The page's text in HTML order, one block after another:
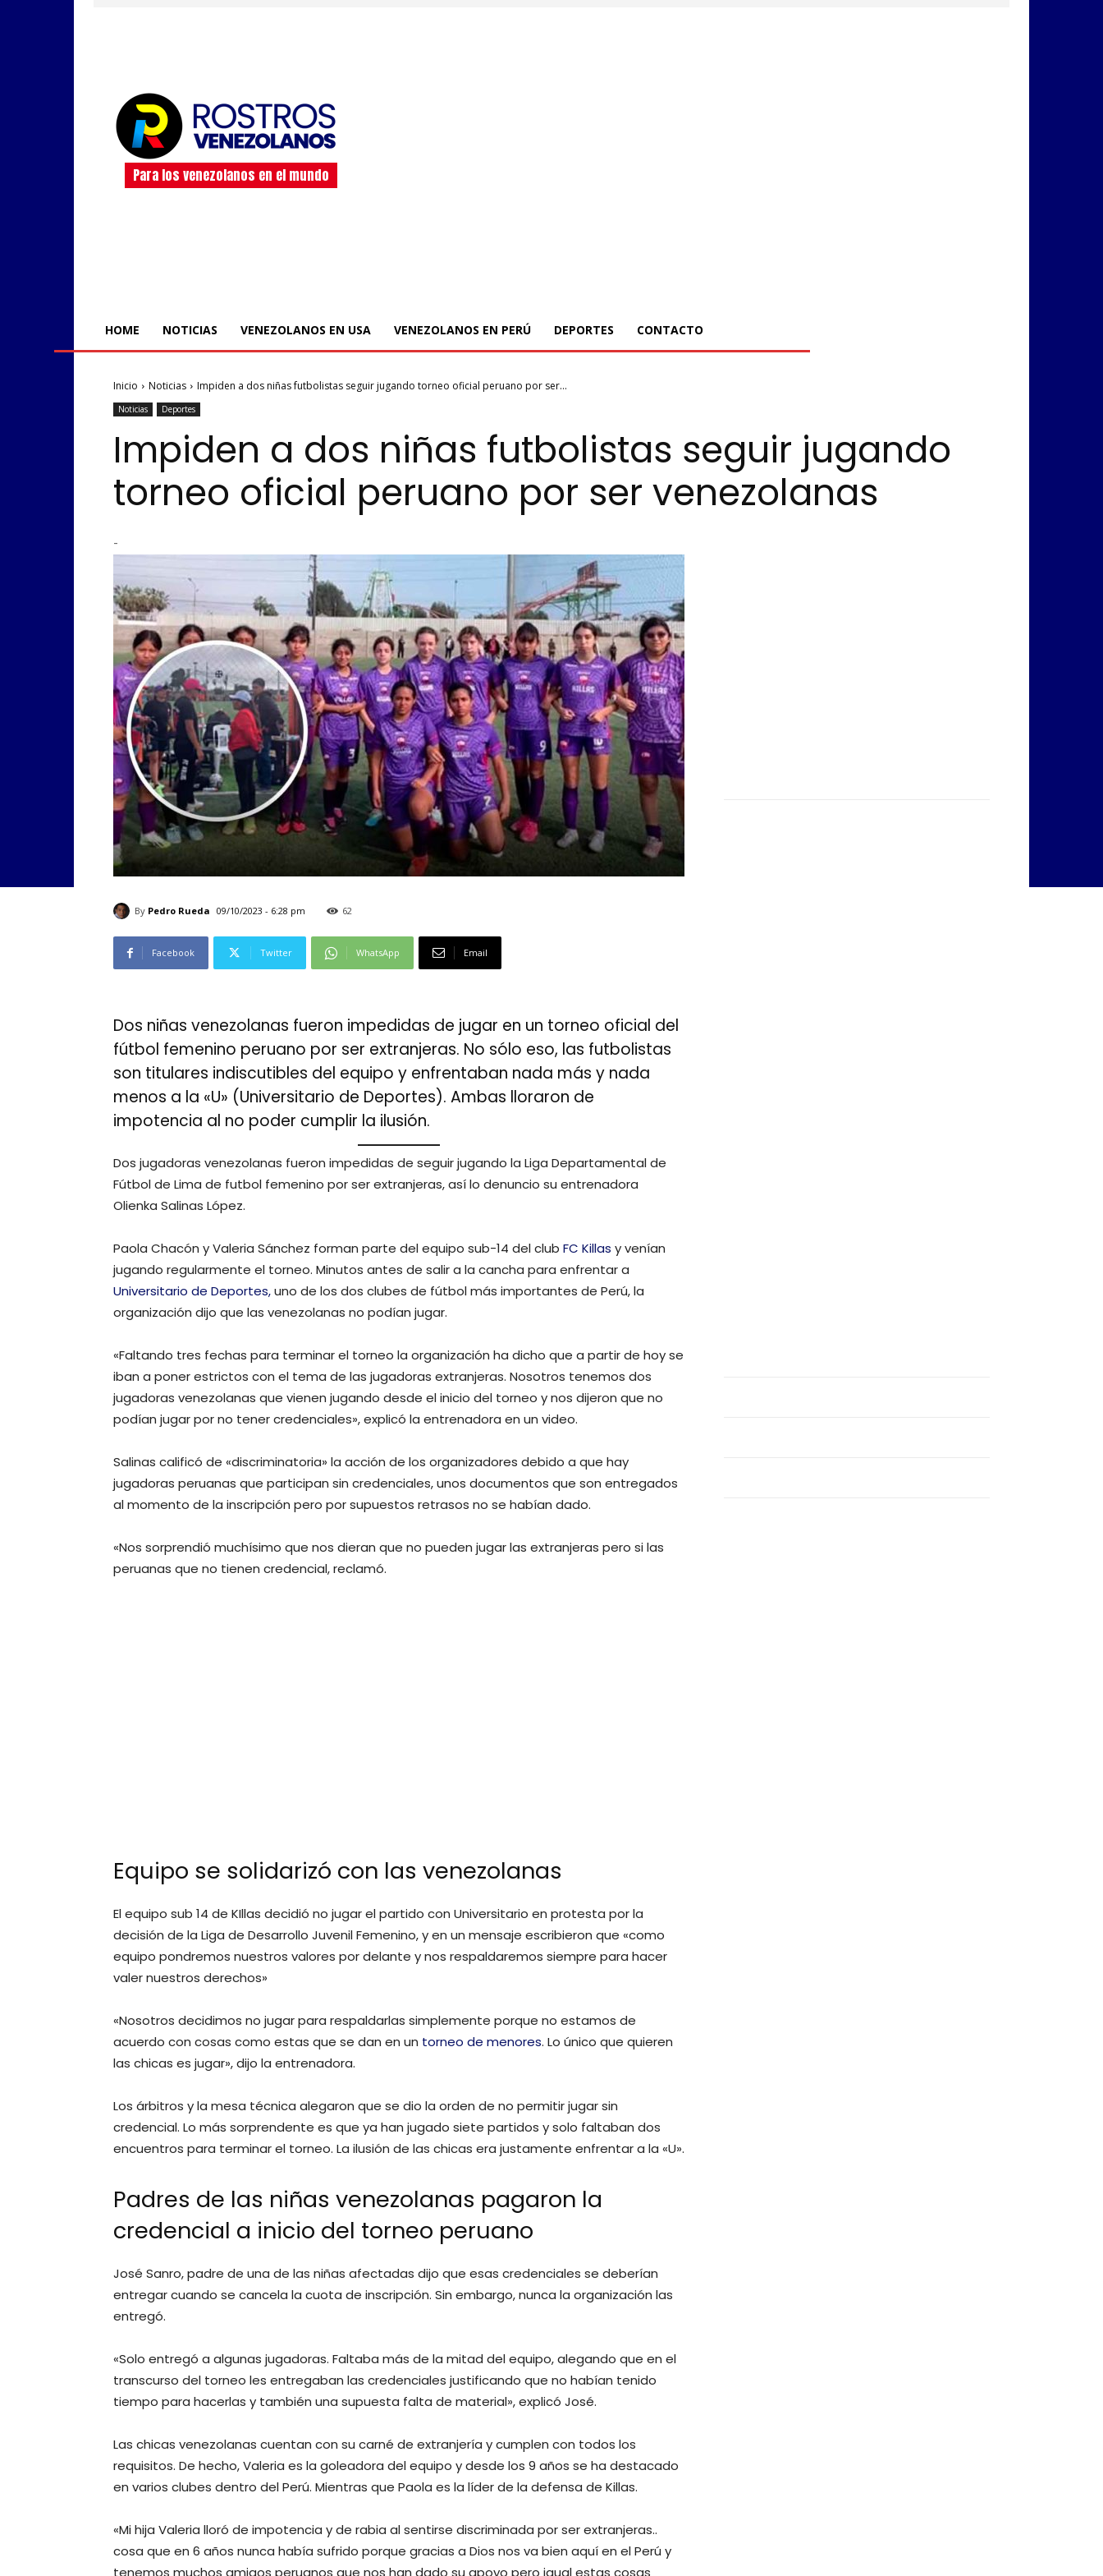
Para los venezolanos en el mundo
HOME NOTICIAS VENEZOLANOS EN USA VENEZOLANOS EN PERÚ DEPORTES CONTACTO
Inicio Noticias Impiden a dos niñas futbolistas seguir jugando torneo oficial peruano por ser...
Noticias Deportes
Impiden a dos niñas futbolistas seguir jugando
torneo oficial peruano por ser venezolanas
-
By Pedro Rueda 09/10/2023 - 6:28 pm 62
Facebook Twitter WhatsApp Email
Dos niñas venezolanas fueron impedidas de jugar en un torneo oficial del
fútbol femenino peruano por ser extranjeras. No sólo eso, las futbolistas
son titulares indiscutibles del equipo y enfrentaban nada más y nada
menos a la «U» (Universitario de Deportes). Ambas lloraron de
impotencia al no poder cumplir la ilusión.
Dos jugadoras venezolanas fueron impedidas de seguir jugando la Liga Departamental de
Fútbol de Lima de futbol femenino por ser extranjeras, así lo denuncio su entrenadora
Olienka Salinas López.
Paola Chacón y Valeria Sánchez forman parte del equipo sub-14 del club FC Killas y venían
jugando regularmente el torneo. Minutos antes de salir a la cancha para enfrentar a
Universitario de Deportes,uno de los dos clubes de fútbol más importantes de Perú, la
organización dijo que las venezolanas no podían jugar.
«Faltando tres fechas para terminar el torneo la organización ha dicho que a partir de hoy se
iban a poner estrictos con el tema de las jugadoras extranjeras. Nosotros tenemos dos
jugadoras venezolanas que vienen jugando desde el inicio del torneo y nos dijeron que no
podían jugar por no tener credenciales», explicó la entrenadora en un video.
Salinas calificó de «discriminatoria» la acción de los organizadores debido a que hay
jugadoras peruanas que participan sin credenciales, unos documentos que son entregados
al momento de la inscripción pero por supuestos retrasos no se habían dado.
«Nos sorprendió muchísimo que nos dieran que no pueden jugar las extranjeras pero si las
peruanas que no tienen credencial, reclamó.
Equipo se solidarizó con las venezolanas
El equipo sub 14 de KIllas decidió no jugar el partido con Universitario en protesta por la
decisión de la Liga de Desarrollo Juvenil Femenino, y en un mensaje escribieron que «como
equipo pondremos nuestros valores por delante y nos respaldaremos siempre para hacer
valer nuestros derechos»
«Nosotros decidimos no jugar para respaldarlas simplemente porque no estamos de
acuerdo con cosas como estas que se dan en un torneo de menores. Lo único que quieren
las chicas es jugar», dijo la entrenadora.
Los árbitros y la mesa técnica alegaron que se dio la orden de no permitir jugar sin
credencial. Lo más sorprendente es que ya han jugado siete partidos y solo faltaban dos
encuentros para terminar el torneo. La ilusión de las chicas era justamente enfrentar a la «U».
Padres de las niñas venezolanas pagaron la
credencial a inicio del torneo peruano
José Sanro, padre de una de las niñas afectadas dijo que esas credenciales se deberían
entregar cuando se cancela la cuota de inscripción. Sin embargo, nunca la organización las
entregó.
«Solo entregó a algunas jugadoras. Faltaba más de la mitad del equipo, alegando que en el
transcurso del torneo les entregaban las credenciales justificando que no habían tenido
tiempo para hacerlas y también una supuesta falta de material», explicó José.
Las chicas venezolanas cuentan con su carné de extranjería y cumplen con todos los
requisitos. De hecho, Valeria es la goleadora del equipo y desde los 9 años se ha destacado
en varios clubes dentro del Perú. Mientras que Paola es la líder de la defensa de Killas.
«Mi hija Valeria lloró de impotencia y de rabia al sentirse discriminada por ser extranjeras..
cosa que en 6 años nunca había sufrido porque gracias a Dios nos va bien aquí en el Perú y
tenemos muchos amigos peruanos que nos han dado su apoyo pero igual estas cosas